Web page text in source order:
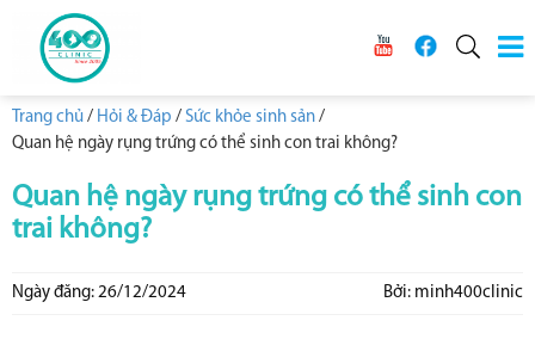
Trang chủ / Hỏi & Đáp / Sức khỏe sinh sản /
Quan hệ ngày rụng trứng có thể sinh con trai không?
Quan hệ ngày rụng trứng có thể sinh con
trai không?
Ngày đăng: 26/12/2024 Bởi: minh400clinic